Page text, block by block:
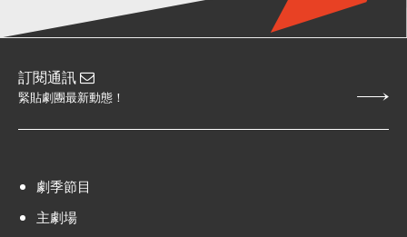
訂閱通訊
緊貼劇團最新動態！
劇季節目
主劇場